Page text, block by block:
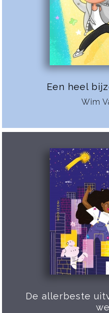
Een heel
Wim
De allerbeste